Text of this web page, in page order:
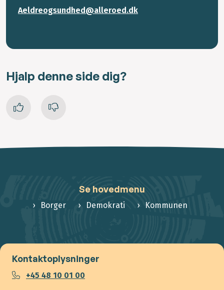
Aeldreogsundhed@alleroed.dk
Hjalp denne side dig?
Se hovedmenu
Borger Demokrati Kommunen
Kontaktoplysninger
+45 48 10 01 00